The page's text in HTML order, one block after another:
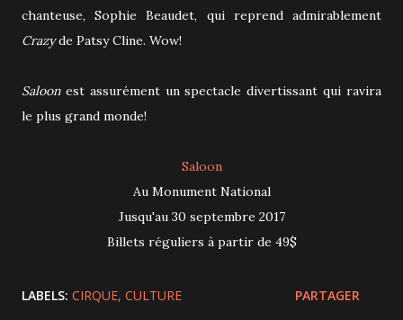
chanteuse, Sophie Beaudet, qui reprend admirablement
Crazyde Patsy Cline. Wow!
Saloonest assurément un spectacle divertissant qui ravira
le plus grand monde!
Saloon
Au Monument National
Jusqu'au 30 septembre 2017
Billets réguliers à partir de 49$
LABELS: CIRQUE CULTURE PARTAGER